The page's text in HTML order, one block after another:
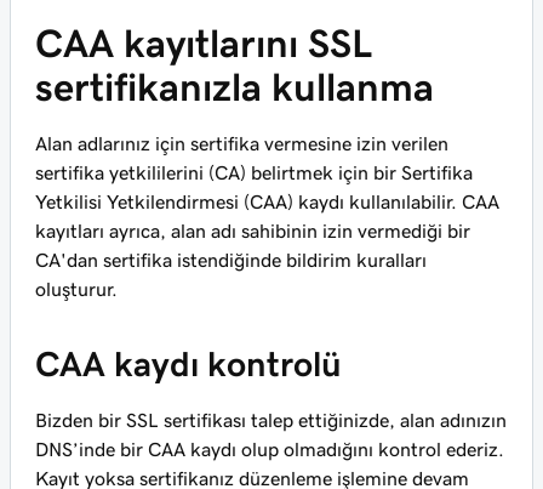
CAA kayıtlarını SSL
sertifikanızla kullanma
Alan adlarınız için sertifika vermesine izin verilen
sertifika yetkililerini (CA) belirtmek için bir Sertifika
Yetkilisi Yetkilendirmesi (CAA) kaydı kullanılabilir. CAA
kayıtları ayrıca, alan adı sahibinin izin vermediği bir
CA'dan sertifika istendiğinde bildirim kuralları
oluşturur.
CAA kaydı kontrolü
Bizden bir SSL sertifikası talep ettiğinizde, alan adınızın
DNS’inde bir CAA kaydı olup olmadığını kontrol ederiz.
Kayıt yoksa sertifikanız düzenleme işlemine devam